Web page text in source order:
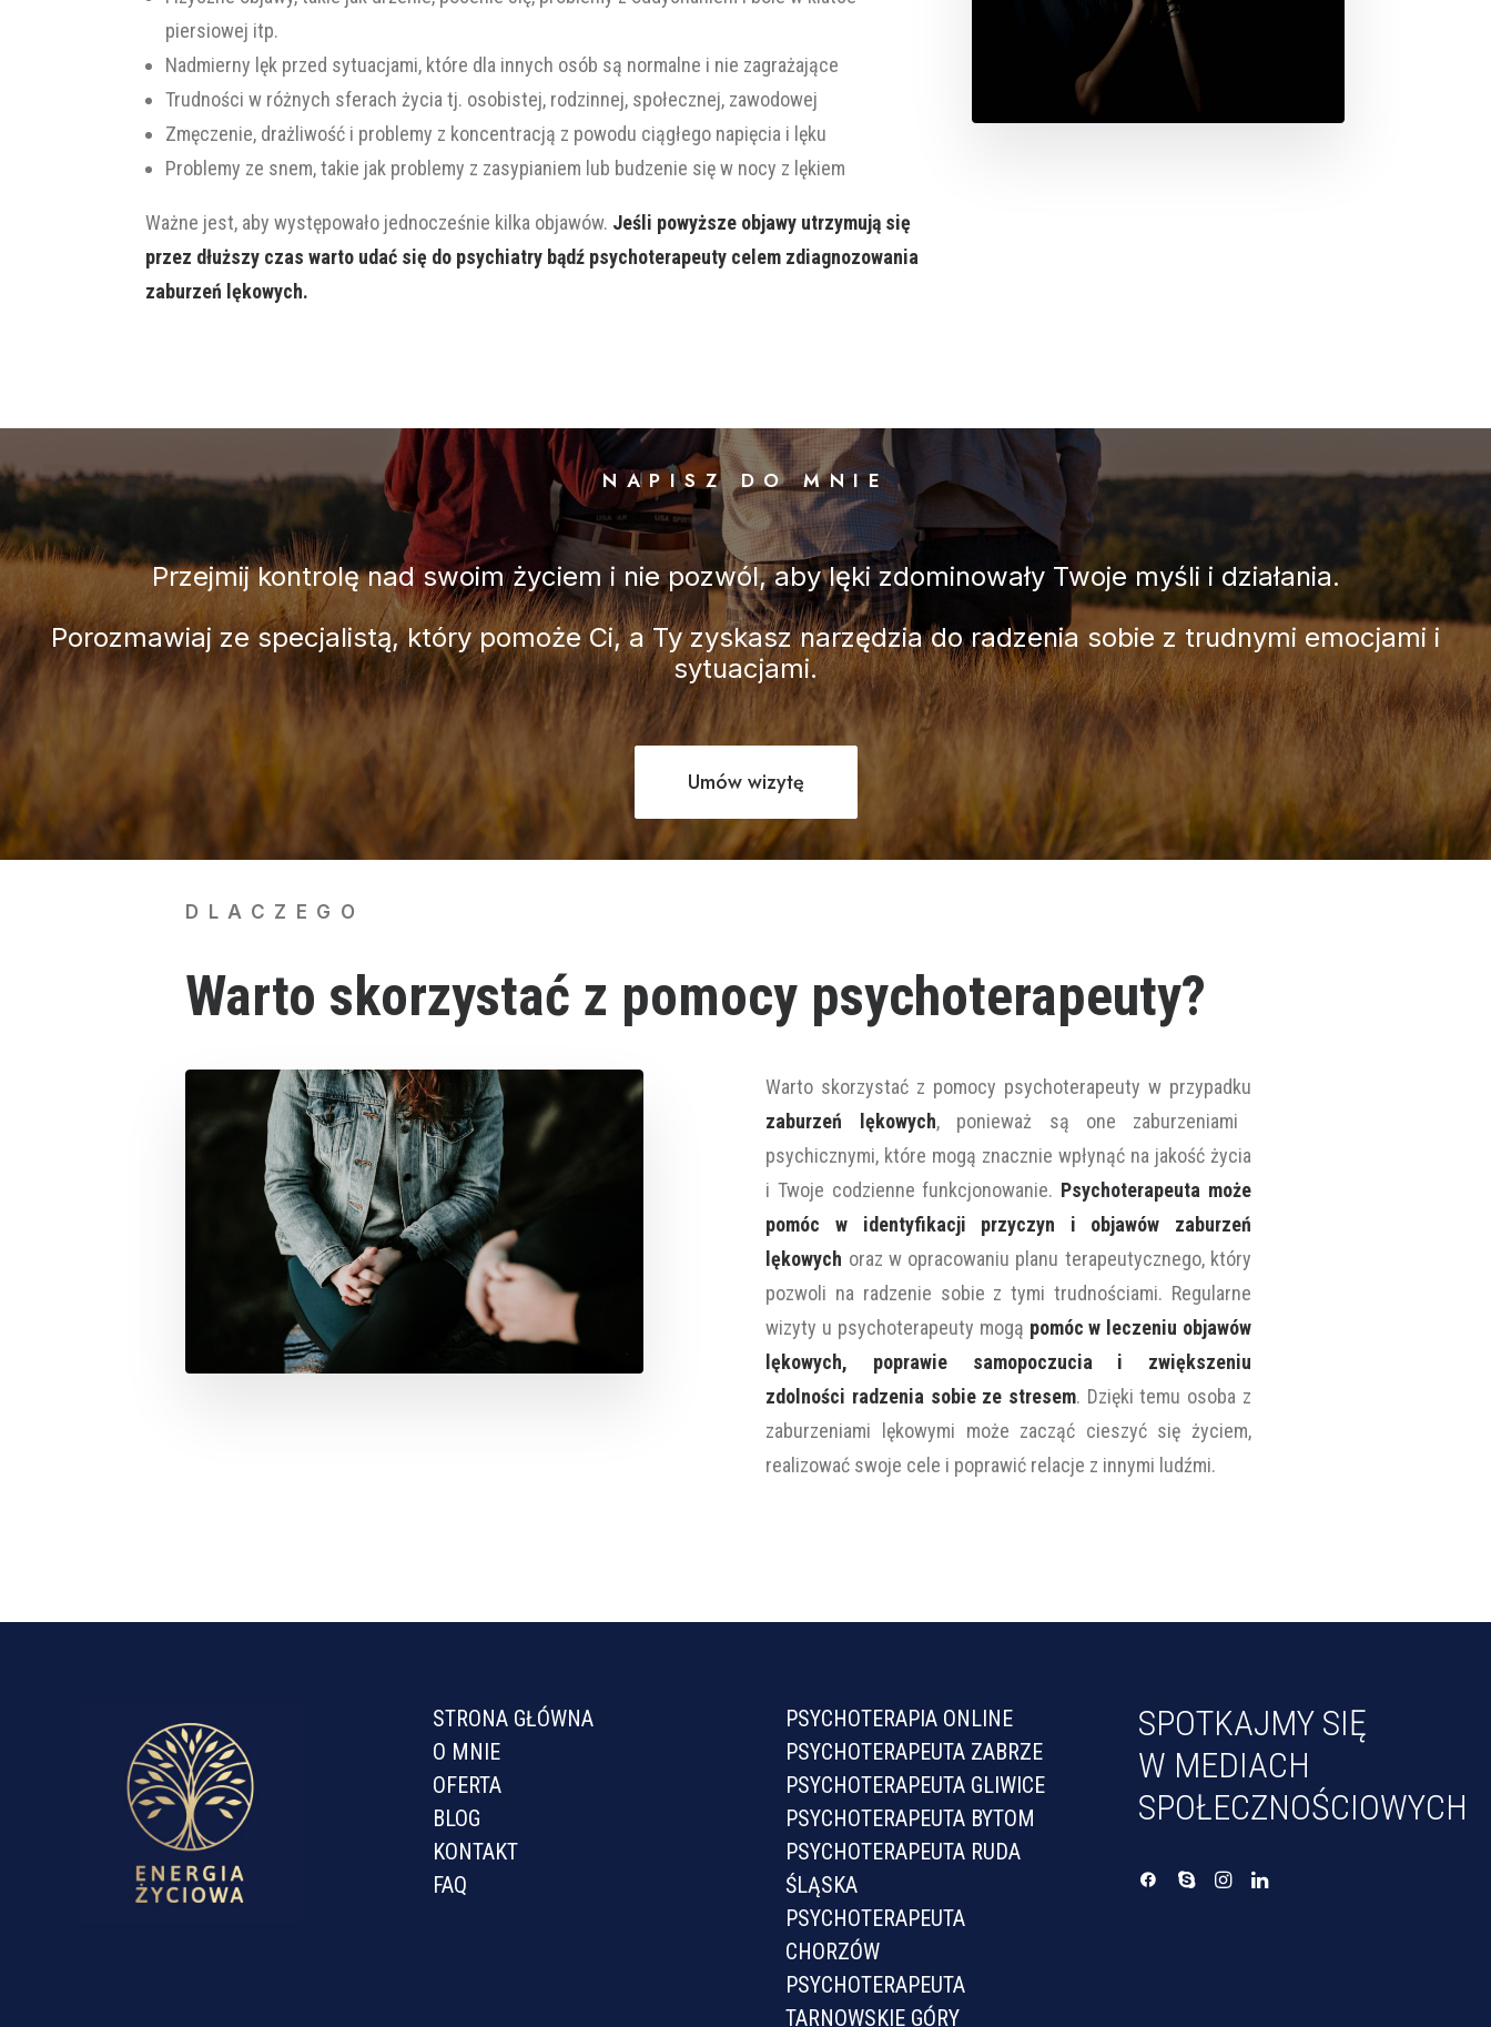
piersiowej itp.
Nadmierny lęk przed sytuacjami, które dla innych osób są normalne i nie zagrażające
Trudności w różnych sferach życia tj. osobistej, rodzinnej, społecznej, zawodowej
Zmęczenie, drażliwość i problemy z koncentracją z powodu ciągłego napięcia i lęku
Problemy ze snem, takie jak problemy z zasypianiem lub budzenie się w nocy z lękiem
Ważne jest, aby występowało jednocześnie kilka objawów. Jeśli powyższe objawy utrzymują się
przez dłuższy czas warto udać się do psychiatry bądź psychoterapeuty celem zdiagnozowania
zaburzeń lękowych.
NAPISZ DO MNIE
Przejmij kontrolę nad swoim życiem i nie pozwól, aby lęki zdominowały Twoje myśli i działania.
Porozmawiaj ze specjalistą, który pomoże Ci, a Ty zyskasz narzędzia do radzenia sobie z trudnymi emocjami i
sytuacjami.
Umów wizytę
DLACZEGO
Warto skorzystać z pomocy psychoterapeuty?
Warto skorzystać z pomocy psychoterapeuty w przypadku
zaburzeń lękowych, ponieważ są one zaburzeniami
psychicznymi, które mogą znacznie wpłynąć na jakość życia
i Twoje codzienne funkcjonowanie. Psychoterapeuta może
pomóc w identyfikacji przyczyn i objawów zaburzeń
lękowych oraz w opracowaniu planu terapeutycznego, który
pozwoli na radzenie sobie z tymi trudnościami. Regularne
wizyty u psychoterapeuty mogą pomóc w leczeniu objawów
lękowych, poprawie samopoczucia i zwiększeniu
zdolności radzenia sobie ze stresem. Dzięki temu osoba z
zaburzeniami lękowymi może zacząć cieszyć się życiem,
realizować swoje cele i poprawić relacje z innymi ludźmi.
STRONA GŁÓWNA
O MNIE
OFERTA
BLOG
KONTAKT
FAQ
PSYCHOTERAPIA ONLINE
PSYCHOTERAPEUTA ZABRZE
PSYCHOTERAPEUTA GLIWICE
PSYCHOTERAPEUTA BYTOM
PSYCHOTERAPEUTA RUDA
ŚLĄSKA
PSYCHOTERAPEUTA
CHORZÓW
PSYCHOTERAPEUTA
TARNOWSKIE GÓRY
SPOTKAJMY SIĘ
W MEDIACH
SPOŁECZNOŚCIOWYCH